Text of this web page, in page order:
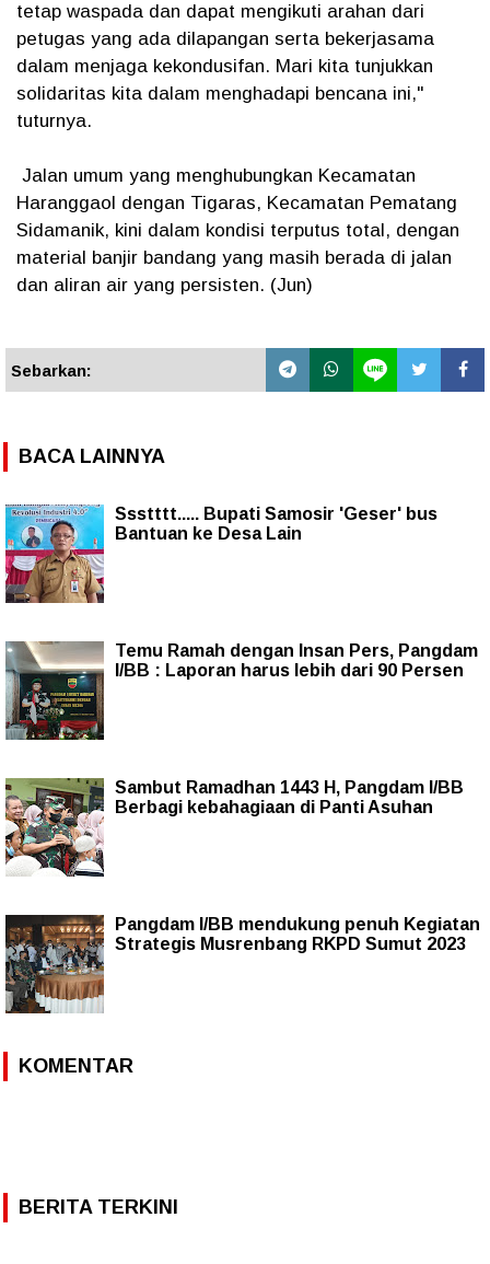
tetap waspada dan dapat mengikuti arahan dari
petugas yang ada dilapangan serta bekerjasama
dalam menjaga kekondusifan. Mari kita tunjukkan
solidaritas kita dalam menghadapi bencana ini,"
tuturnya.
Jalan umum yang menghubungkan Kecamatan
Haranggaol dengan Tigaras, Kecamatan Pematang
Sidamanik, kini dalam kondisi terputus total, dengan
material banjir bandang yang masih berada di jalan
dan aliran air yang persisten. (Jun)
Sebarkan:
BACA LAINNYA
Ssstttt..... Bupati Samosir 'Geser' bus
Bantuan ke Desa Lain
Temu Ramah dengan Insan Pers, Pangdam
I/BB : Laporan harus lebih dari 90 Persen
Sambut Ramadhan 1443 H, Pangdam I/BB
Berbagi kebahagiaan di Panti Asuhan
Pangdam I/BB mendukung penuh Kegiatan
Strategis Musrenbang RKPD Sumut 2023
KOMENTAR
BERITA TERKINI